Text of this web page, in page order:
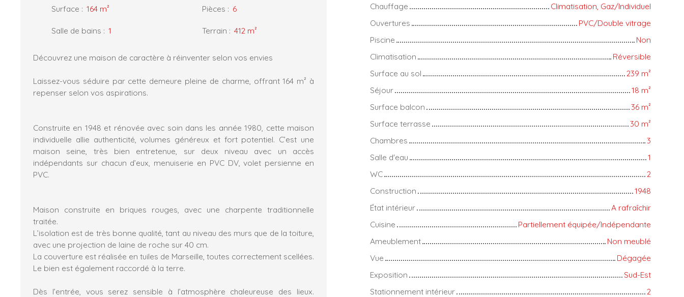
Surface : 164 m² Pièces : 6
Salle de bains : 1 Terrain : 412 m²
Découvrez une maison de caractère à réinventer selon vos envies
Laissez-vous séduire par cette demeure pleine de charme, offrant 164 m² à
repenser selon vos aspirations.
Construite en 1948 et rénovée avec soin dans les année 1980, cette maison
individuelle allie authenticité, volumes généreux et fort potentiel. C’est une
maison seine, très bien entretenue, sur deux niveau avec un accès
indépendants sur chacun d’eux, menuiserie en PVC DV, volet persienne en
PVC.
Maison construite en briques rouges, avec une charpente traditionnelle
traitée.
L’isolation est de très bonne qualité, tant au niveau des murs que de la toiture,
avec une projection de laine de roche sur 40 cm.
La couverture est réalisée en tuiles de Marseille, toutes correctement scellées.
Le bien est également raccordé à la terre.
Dès l’entrée, vous serez sensible à l’atmosphère chaleureuse des lieux.
Chauffage
Climatisation, Gaz/Individuel
Ouvertures
PVC/Double vitrage
Piscine
Non
Climatisation
Réversible
Surface au sol
239 m²
Séjour
18 m²
Surface balcon
36 m²
Surface terrasse
30 m²
Chambres
3
Salle d'eau
1
WC
2
Construction
1948
État intérieur
A rafraîchir
Cuisine
Partiellement équipée/Indépendante
Ameublement
Non meublé
Vue
Dégagée
Exposition
Sud-Est
Stationnement intérieur
2